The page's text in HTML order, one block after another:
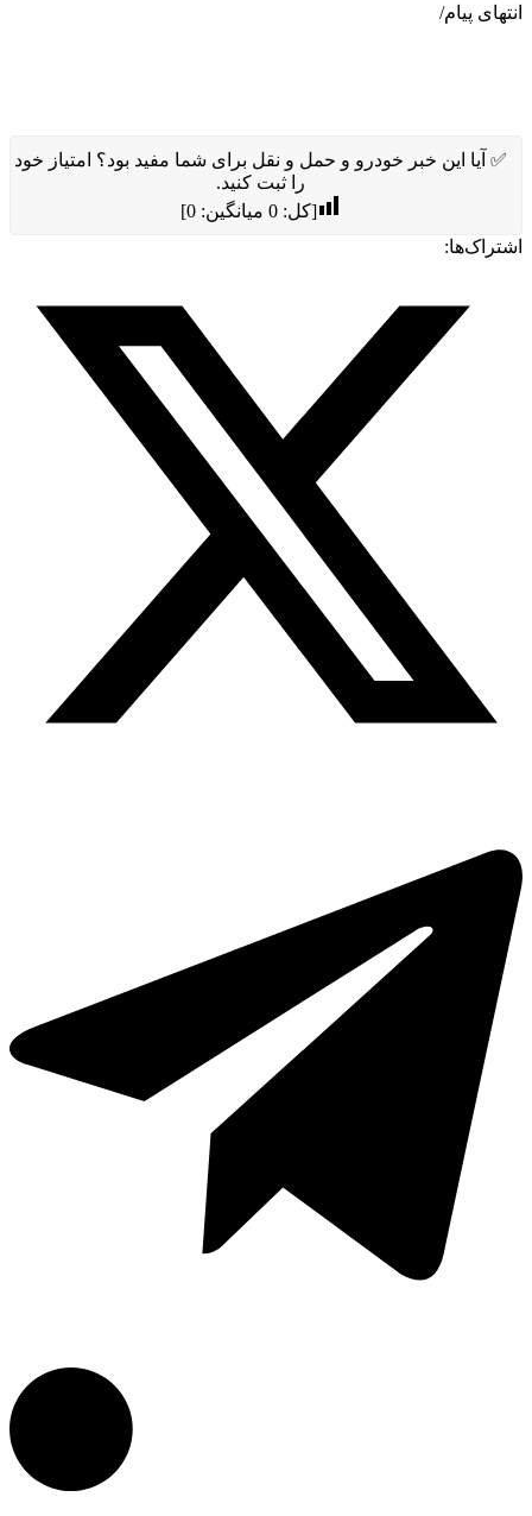
انتهای پیام/
✅ آیا این خبر خودرو و حمل و نقل برای شما مفید بود؟ امتیاز خود
را ثبت کنید.
[کل:0 میانگین:0
]
اشتراک‌ها: